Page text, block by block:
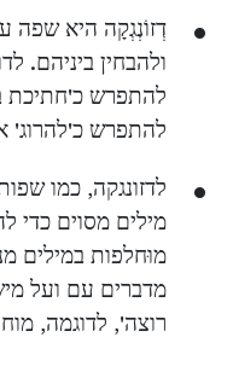
דְזוֹנְגְקָה היא שפה
ולהבחין ביניהם.
להתפרש כ'חתיכת
להתפרש כ'להרוג'
לדזונגקה, כמו
מילים מסוים כדי
מוּחלפות במילים
מדברים עם ועל
רוצה', לדוגמה,